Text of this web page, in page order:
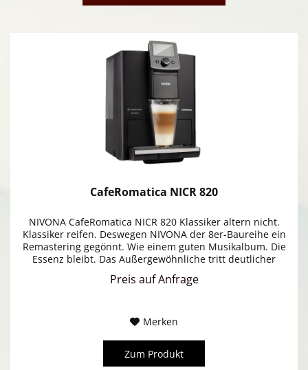
CafeRomatica NICR 820
NIVONA CafeRomatica NICR 820 Klassiker altern nicht.
Klassiker reifen. Deswegen NIVONA der 8er-Baureihe ein
Remastering gegönnt. Wie einem guten Musikalbum. Die
Essenz bleibt. Das Außergewöhnliche tritt deutlicher
hervor. Etwa mit dem...
Preis auf Anfrage
Merken
Zum Produkt